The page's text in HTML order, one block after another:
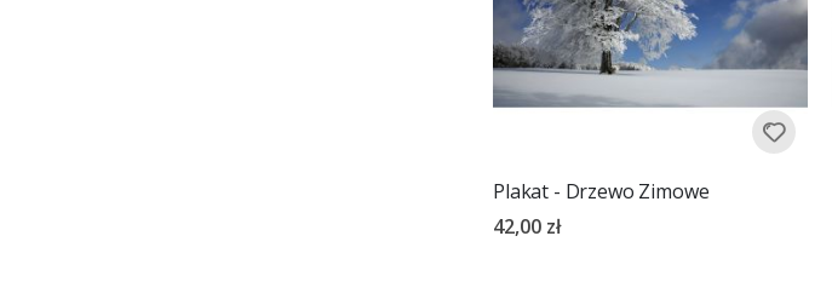
Plakat - Drzewo Zimowe
42,00 zł